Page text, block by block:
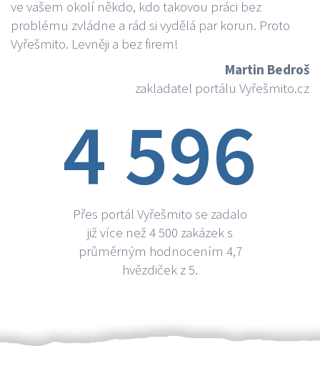
ve vašem okolí někdo, kdo takovou práci bez
problému zvládne a rád si vydělá par korun. Proto
Vyřešmito. Levněji a bez firem!
Martin Bedroš
zakladatel portálu Vyřešmito.cz
4 596
Přes portál Vyřešmito se zadalo
již více než 4 500 zakázek s
průměrným hodnocením 4,7
hvězdiček z 5.